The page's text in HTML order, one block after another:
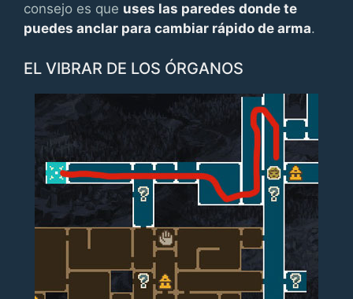
consejo es que uses las paredes donde te
puedes anclar para cambiar rápido de arma.
EL VIBRAR DE LOS ÓRGANOS